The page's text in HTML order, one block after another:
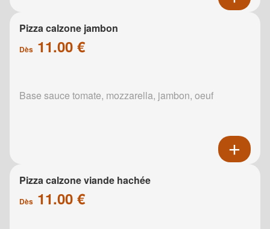
Pizza calzone jambon
Dès 11.00 €
Base sauce tomate, mozzarella, jambon, oeuf
Pizza calzone viande hachée
Dès 11.00 €